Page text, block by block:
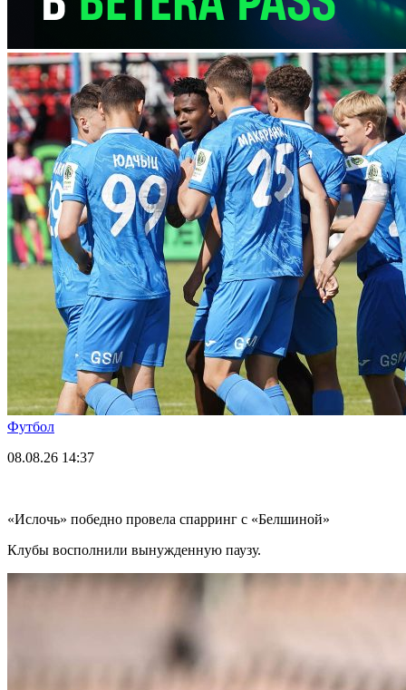
Футбол
08.08.26 14:37
«Ислочь» победно провела спарринг с «Белшиной»
Клубы восполнили вынужденную паузу.